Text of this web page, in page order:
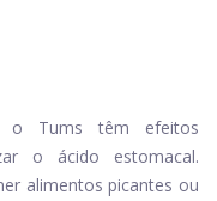
o Tums têm efeitos
o ácido estomacal.
alimentos picantes ou